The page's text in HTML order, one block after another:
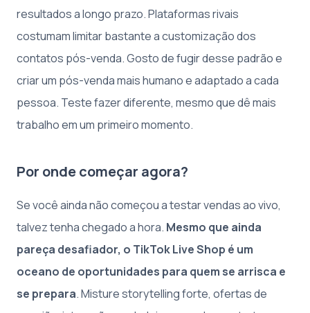
resultados a longo prazo. Plataformas rivais
costumam limitar bastante a customização dos
contatos pós-venda. Gosto de fugir desse padrão e
criar um pós-venda mais humano e adaptado a cada
pessoa. Teste fazer diferente, mesmo que dê mais
trabalho em um primeiro momento.
Por onde começar agora?
Se você ainda não começou a testar vendas ao vivo,
talvez tenha chegado a hora. Mesmo que ainda
pareça desafiador, o TikTok Live Shop é um
oceano de oportunidades para quem se arrisca e
se prepara. Misture storytelling forte, ofertas de